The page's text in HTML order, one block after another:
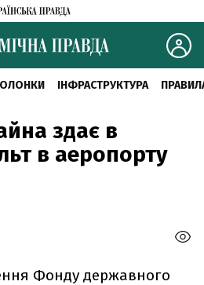
ІНФРАСТРУКТУРА
здає в
в аеропорту
Фонду державного